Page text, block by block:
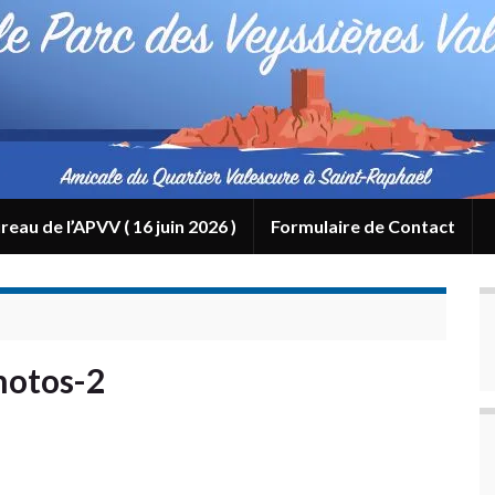
de l’APVV ( 16 juin 2026 ) Formulaire de Contact
2